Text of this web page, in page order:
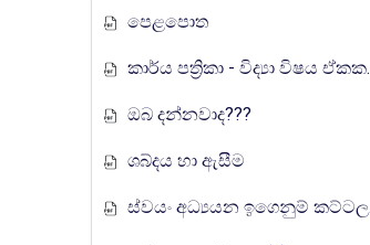
පෙළපොත
කාර්ය පත්‍රිකා - විද්‍යා විෂය ඒකක සංවර්ධන වැඩසටහන, මතුගම අධ්‍යාපන කලාපය
ඔබ දන්නවාද???
ශබ්දය හා ඇසීම
ස්වයං අධ්‍යයන ඉගෙනුම් කට්ටලය